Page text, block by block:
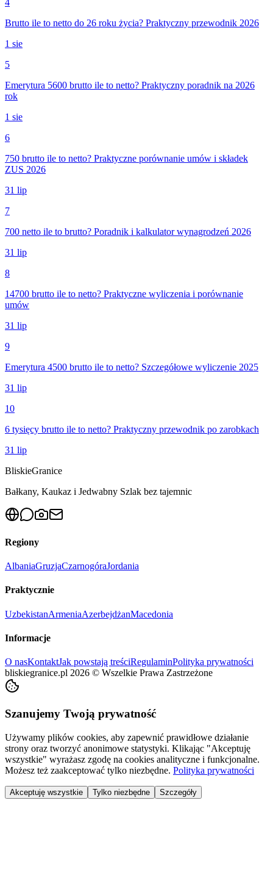
Brutto ile to netto do 26 roku życia? Praktyczny przewodnik 2026
1 sie
5
Emerytura 5600 brutto ile to netto? Praktyczny poradnik na 2026
rok
1 sie
6
750 brutto ile to netto? Praktyczne porównanie umów i składek
ZUS 2026
31 lip
7
700 netto ile to brutto? Poradnik i kalkulator wynagrodzeń 2026
31 lip
8
14700 brutto ile to netto? Praktyczne wyliczenia i porównanie
umów
31 lip
9
Emerytura 4500 brutto ile to netto? Szczegółowe wyliczenie 2025
31 lip
10
6 tysięcy brutto ile to netto? Praktyczny przewodnik po zarobkach
31 lip
BliskieGranice
Bałkany, Kaukaz i Jedwabny Szlak bez tajemnic
Regiony
AlbaniaGruzjaCzarnogóraJordania
Praktycznie
UzbekistanArmeniaAzerbejdżanMacedonia
Informacje
O nasKontaktJak powstają treściRegulaminPolityka prywatności
bliskiegranice.pl 2026 © Wszelkie Prawa Zastrzeżone
Szanujemy Twoją prywatność
Używamy plików cookies, aby zapewnić prawidłowe działanie
strony oraz tworzyć anonimowe statystyki. Klikając "Akceptuję
wszystkie" wyrażasz zgodę na cookies analityczne i funkcjonalne.
Możesz też zaakceptować tylko niezbędne. Polityka prywatności
Akceptuję wszystkie Tylko niezbędne Szczegóły